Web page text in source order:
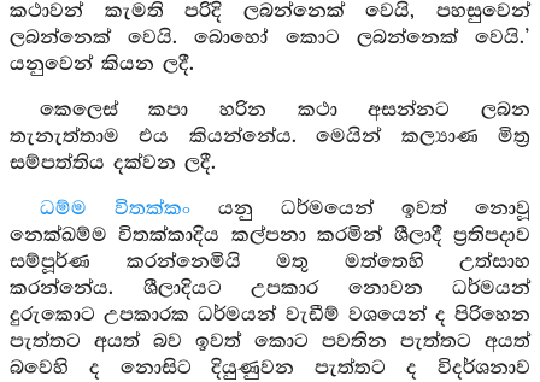
කථාවන් කැමති පරිදි ලබන්නෙක් වෙයි, පහසුවෙන්
ලබන්නෙක් වෙයි. බොහෝ කොට ලබන්නෙක් වෙයි.’
යනුවෙන් කියන ලදී.
කෙලෙස් කපා හරින කථා අසන්නට ලබන
තැනැත්තාම එය කියන්නේය. මෙයින් කල්‍යාණ මිත්‍ර
සම්පත්තිය දක්වන ලදී.
ධම්ම විතක්කංයනු ධර්මයෙන් ඉවත් නොවූ
නෙක්ඛම්ම විතක්කාදිය කල්පනා කරමින් ශීලාදී ප්‍රතිපදාව
සම්පූර්ණ කරන්නෙමියි මතු මත්තෙහි උත්සාහ
කරන්නේය. ශීලාදියට උපකාර නොවන ධර්මයන්
දුරුකොට උපකාරක ධර්මයන් වැඩීම් වශයෙන් ද පිරිහෙන
පැත්තට අයත් බව ඉවත් කොට පවතින පැත්තට අයත්
බවෙහි ද නොසිට දියුණුවන පැත්තට ද විදර්ශනාව